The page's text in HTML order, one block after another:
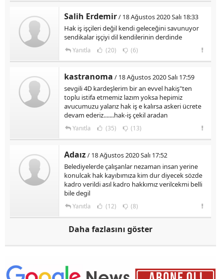
Salih Erdemir/ 18 Ağustos 2020 Salı 18:33
Hak iş işçileri değil kendi geleceğini savunuyor
sendikalar işçiyi dil kendilerinin derdinde
Yanıtla (20) (6)
kastranoma / 18 Ağustos 2020 Salı 17:59
sevgili 4D kardeşlerim bir an evvel hakiş"ten
toplu istifa etmemiz lazım yoksa hepimiz
avucumuzu yalarız hak iş e kalırsa askeri ücrete
devam ederiz.......hak-iş çekil aradan
Yanıtla (35) (13)
Adaız/ 18 Ağustos 2020 Salı 17:52
Belediyelerde çalışanlar nezaman insan yerine
konulcak hak kayıbımıza kim dur diyecek sözde
kadro verildi asıl kadro hakkımız verilcekmi belli
bile degil
Yanıtla (12) (8)
Daha fazlasını göster